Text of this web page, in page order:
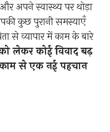
अपने स्वास्थ्य पर थोड़ा
कुछ पुरानी समस्याएँ
से व्यापार में काम के बारे
लेकर कोई विवाद बढ़
से एक नई पहचान